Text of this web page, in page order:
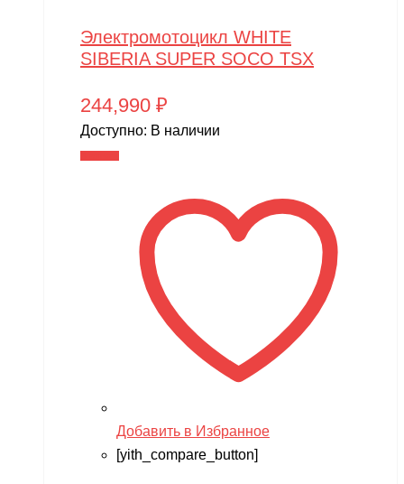
Электромотоцикл WHITE
SIBERIA SUPER SOCO TSX
244,990 ₽
Доступно: В наличии
Добавить в Избранное
[yith_compare_button]